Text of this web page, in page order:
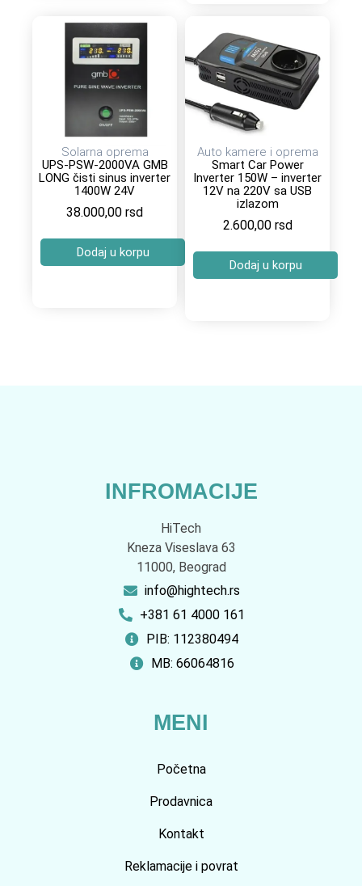
Solarna oprema
UPS-PSW-2000VA GMB
LONG čisti sinus inverter
1400W 24V
38.000,00 rsd
Dodaj u korpu
Auto kamere i oprema
Smart Car Power
Inverter 150W – inverter
12V na 220V sa USB
izlazom
2.600,00 rsd
Dodaj u korpu
INFROMACIJE
HiTech
Kneza Viseslava 63
11000, Beograd
info@hightech.rs
+381 61 4000 161
PIB: 112380494
MB: 66064816
MENI
Početna
Prodavnica
Kontakt
Reklamacije i povrat